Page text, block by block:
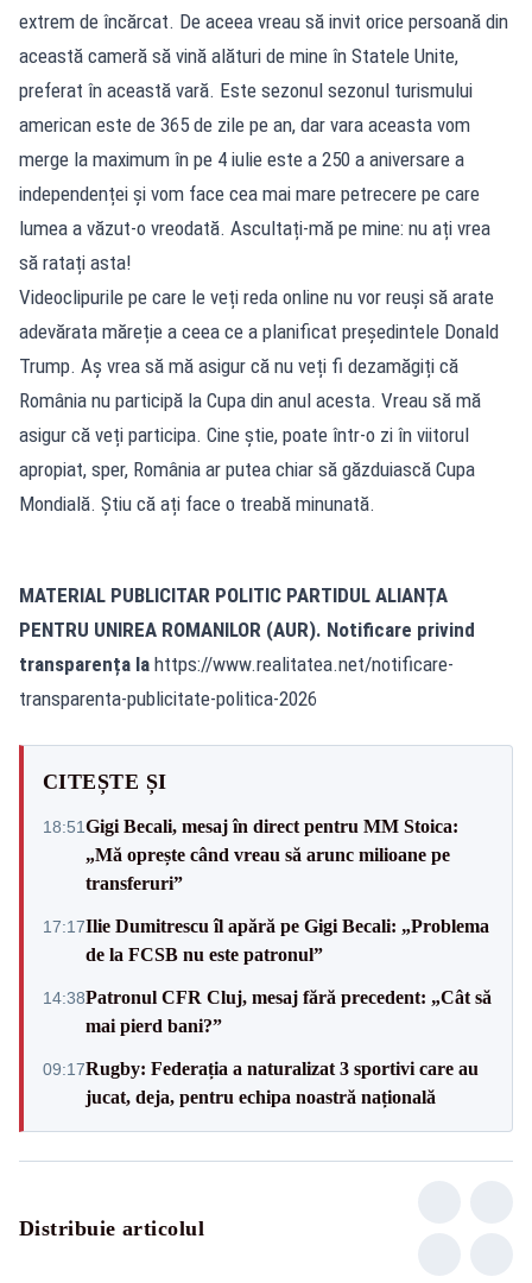
extrem de încărcat. De aceea vreau să invit orice persoană din
această cameră să vină alături de mine în Statele Unite,
preferat în această vară. Este sezonul sezonul turismului
american este de 365 de zile pe an, dar vara aceasta vom
merge la maximum în pe 4 iulie este a 250 a aniversare a
independenței și vom face cea mai mare petrecere pe care
lumea a văzut-o vreodată. Ascultați-mă pe mine: nu ați vrea
să ratați asta!
Videoclipurile pe care le veți reda online nu vor reuși să arate
adevărata măreție a ceea ce a planificat președintele Donald
Trump. Aș vrea să mă asigur că nu veți fi dezamăgiți că
România nu participă la Cupa din anul acesta. Vreau să mă
asigur că veți participa. Cine știe, poate într-o zi în viitorul
apropiat, sper, România ar putea chiar să găzduiască Cupa
Mondială. Știu că ați face o treabă minunată.
MATERIAL PUBLICITAR POLITIC PARTIDUL ALIANȚA
PENTRU UNIREA ROMANILOR (AUR). Notificare privind
transparența la https://www.realitatea.net/notificare-
transparenta-publicitate-politica-2026
CITEȘTE ȘI
18:51Gigi Becali, mesaj în direct pentru MM Stoica:
„Mă oprește când vreau să arunc milioane pe
transferuri”
17:17Ilie Dumitrescu îl apără pe Gigi Becali: „Problema
de la FCSB nu este patronul”
14:38Patronul CFR Cluj, mesaj fără precedent: „Cât să
mai pierd bani?”
09:17Rugby: Federația a naturalizat 3 sportivi care au
jucat, deja, pentru echipa noastră națională
Distribuie articolul